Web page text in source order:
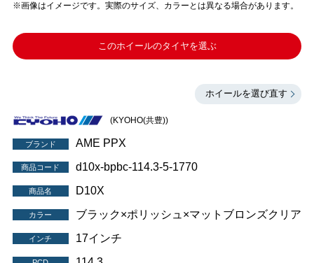
※画像はイメージです。実際のサイズ、カラーとは異なる場合があります。
このホイールのタイヤを選ぶ
ホイールを選び直す
(KYOHO(共豊))
ブランド AME PPX
商品コード d10x-bpbc-114.3-5-1770
商品名 D10X
カラー ブラック×ポリッシュ×マットブロンズクリア
インチ 17インチ